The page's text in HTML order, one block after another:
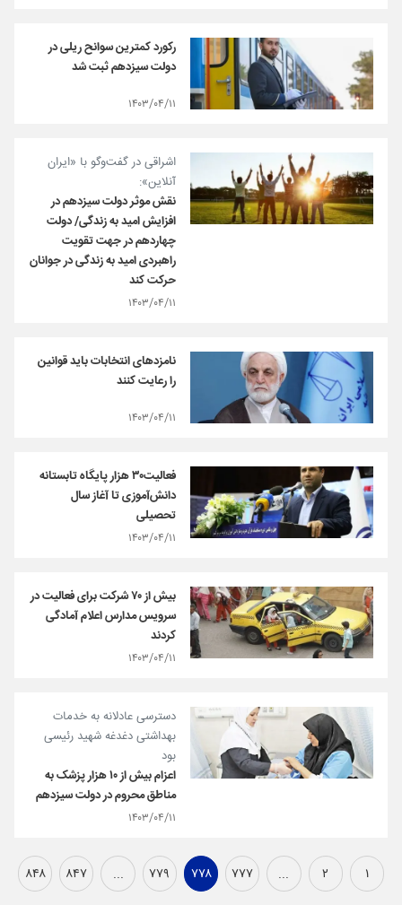
رکورد کمترین سوانح ریلی در
دولت سیزدهم ثبت شد
۱۴۰۳/۰۴/۱۱
اشراقی در گفت‌وگو با «ایران
آنلاین»:
نقش موثر دولت سیزدهم در
افزایش امید به زندگی/ دولت
چهاردهم در جهت تقویت
راهبردی امید به زندگی در جوانان
حرکت کند
۱۴۰۳/۰۴/۱۱
نامزدهای انتخابات باید قوانین
را رعایت کنند
۱۴۰۳/۰۴/۱۱
فعالیت۳۰ هزار پایگاه تابستانه
دانش‌آموزی تا آغاز سال
تحصیلی
۱۴۰۳/۰۴/۱۱
بیش از ۷۰ شرکت برای فعالیت در
سرویس مدارس اعلام آمادگی
کردند
۱۴۰۳/۰۴/۱۱
دسترسی عادلانه به خدمات
بهداشتی دغدغه شهید رئیسی
بود
اعزام بیش از ۱۰ هزار پزشک به
مناطق محروم در دولت سیزدهم
۱۴۰۳/۰۴/۱۱
۱ ۲ ... ۷۷۷ ۷۷۸ ۷۷۹ ... ۸۴۷ ۸۴۸